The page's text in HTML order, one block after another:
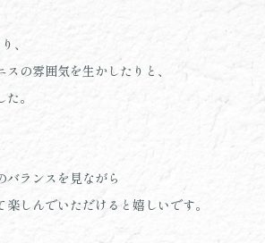
、
の雰囲気を生かしたりと、
。
バランスを見ながら
しんでいただけると嬉しいです。